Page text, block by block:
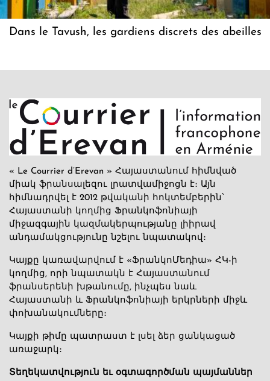
Dans le Tavush, les gardiens discrets des abeilles
« Le Courrier d’Erevan » Հայաստանում հիմնված
միակ ֆրանսալեզու լրատվամիջոցն է։ Այն
հիմնադրվել է 2012 թվականի հոկտեմբերին՝
Հայաստանի կողմից Ֆրանկոֆոնիայի
միջազգային կազմակերպությանը լիիրավ
անդամակցությունը նշելու նպատակով։
Կայքը կառավարվում է «ՖրանկոՄեդիա» ՀԿ-ի
կողմից, որի նպատակն է Հայաստանում
ֆրանսերենի խթանումը, ինչպես նաև
Հայաստանի և Ֆրանկոֆոնիայի երկրների միջև
փոխանակումները։
Կայքի թիմը պատրաստ է լսել ձեր ցանկացած
առաջարկ։
Տեղեկատվություն եւ օգտագործման պայմաններ